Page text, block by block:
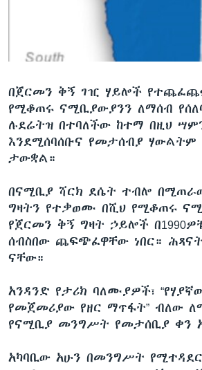
ቋንቋዎች
በጀርመን ቅኝ ገዢ ሃይሎች
የሚቆጠሩ ናሚቢያውያንን ለማሰብ
ሉደሬትዝ በተባለችው ከተማ በዚህ
እንደሚሰባሰቡና የመታሰብያ
ታውቋል።
በናሚቢያ ሻርክ ደሴት ተብሎ
ግዛትን የተቃወሙ በሺህ የሚቆጠሩ
የጀርመን ቅኝ ግዛት ኃይሎች
ሰብስበው ጨፍጭፈዋቸው ነበር።
ናቸው።
አንዳንድ የታሪክ ባለሙያዎች፣
የመጀመሪያው የዘር ማጥፋት” ብለው
የናሚቢያ መንግሥት የመታሰቢያ ቀን
አካባቢው አሁን በመንግሥት